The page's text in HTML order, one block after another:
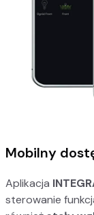
Mobilny
Aplikacja
sterowanie